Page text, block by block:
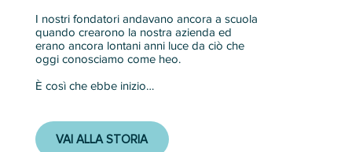
I nostri fondatori andavano ancora a scuola
quando crearono la nostra azienda ed
erano ancora lontani anni luce da ciò che
oggi conosciamo come heo.
È così che ebbe inizio…
VAI ALLA STORIA